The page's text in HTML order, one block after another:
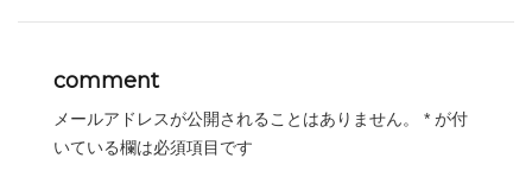
comment
メールアドレスが公開されることはありません。 * が付
いている欄は必須項目です